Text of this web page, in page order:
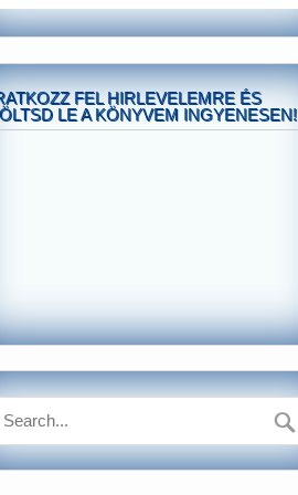
FEL HIRLEVELEMRE ÉS
LE A KÖNYVEM INGYENESEN!